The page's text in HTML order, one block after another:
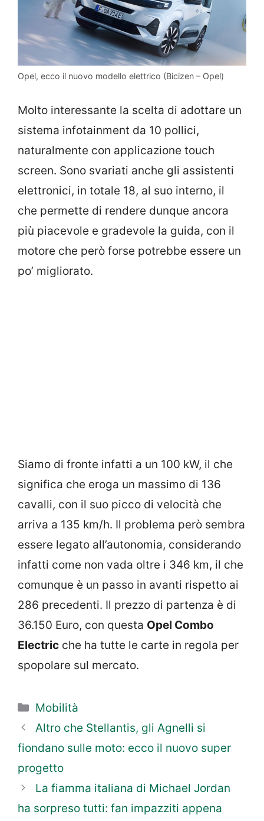
Opel, ecco il nuovo modello elettrico (Bicizen – Opel)
Molto interessante la scelta di adottare un
sistema infotainment da 10 pollici,
naturalmente con applicazione touch
screen. Sono svariati anche gli assistenti
elettronici, in totale 18, al suo interno, il
che permette di rendere dunque ancora
più piacevole e gradevole la guida, con il
motore che però forse potrebbe essere un
po’ migliorato.
Siamo di fronte infatti a un 100 kW, il che
significa che eroga un massimo di 136
cavalli, con il suo picco di velocità che
arriva a 135 km/h. Il problema però sembra
essere legato all’autonomia, considerando
infatti come non vada oltre i 346 km, il che
comunque è un passo in avanti rispetto ai
286 precedenti. Il prezzo di partenza è di
36.150 Euro, con questa Opel Combo
Electric che ha tutte le carte in regola per
spopolare sul mercato.
Categorie
Mobilità
Altro che Stellantis, gli Agnelli si
fiondano sulle moto: ecco il nuovo super
progetto
La fiamma italiana di Michael Jordan
ha sorpreso tutti: fan impazziti appena